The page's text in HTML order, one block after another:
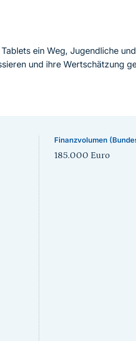
ein Weg, Jugendliche
und ihre Wertschätzung
Finanzvolumen
185.000 Euro